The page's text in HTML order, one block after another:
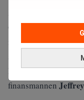
Gates Foundation är
mer än 47 miljarder
saknas stiftelsen
kopplas tillBill
finansmannen